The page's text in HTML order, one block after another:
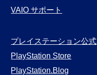
VAIO サポート
プレイステーション公式
PlayStation Store
PlayStation.Blog